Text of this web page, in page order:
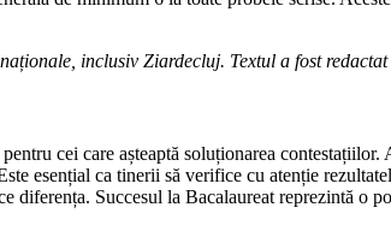
inclusiv Ziardecluj. Textul a fost
cei care așteaptă soluționarea
esențial ca tinerii să verifice cu atenție
Succesul la Bacalaureat reprezintă o